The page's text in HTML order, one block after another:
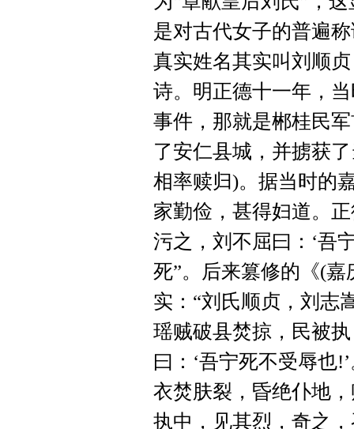
是对古代女子的普遍
真实姓名其实叫刘顺
诗。明正德十一年，
事件，那就是郴桂民
了安仁县城，并掳获
相率赎归)。据当时的
家勤俭，甚得妇道。
污之，刘不屈曰：‘吾
死”。后来篡修的《(
实：“刘氏顺贞，刘志
瑶贼破县焚掠，民被
曰：‘吾宁死不受辱也
衣焚肤裂，昏绝仆地
执中，见其烈，奇之